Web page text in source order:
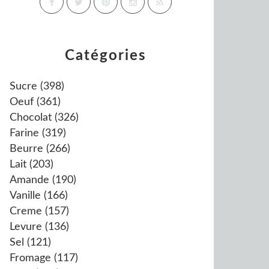
Catégories
Sucre (398)
Oeuf (361)
Chocolat (326)
Farine (319)
Beurre (266)
Lait (203)
Amande (190)
Vanille (166)
Creme (157)
Levure (136)
Sel (121)
Fromage (117)